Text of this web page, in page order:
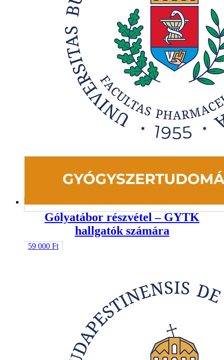
Gólyatábor részvétel – GYTK
hallgatók számára
59 000 Ft